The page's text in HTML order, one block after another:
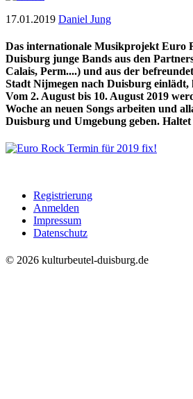
17.01.2019 Daniel Jung
Das internationale Musikprojekt Euro
Duisburg junge Bands aus den
Calais, Perm....) und aus der
Stadt Nijmegen nach Duisburg einlädt,
Vom 2. August bis 10. August 2019
Woche an neuen Songs arbeiten und
Duisburg und Umgebung geben.
Registrierung
Anmelden
Impressum
Datenschutz
© 2026 kulturbeutel-duisburg.de